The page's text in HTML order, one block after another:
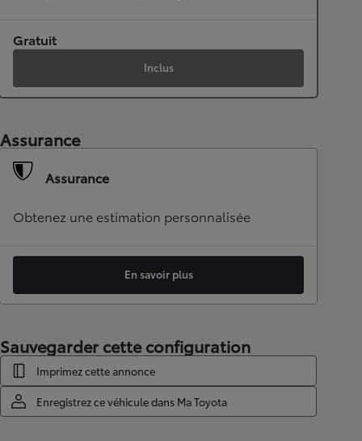
Gratuit
Inclus
Assurance
Assurance
Obtenez une estimation personnalisée
En savoir plus
Sauvegarder cette configuration
Imprimez cette annonce
Enregistrez ce véhicule dans Ma Toyota